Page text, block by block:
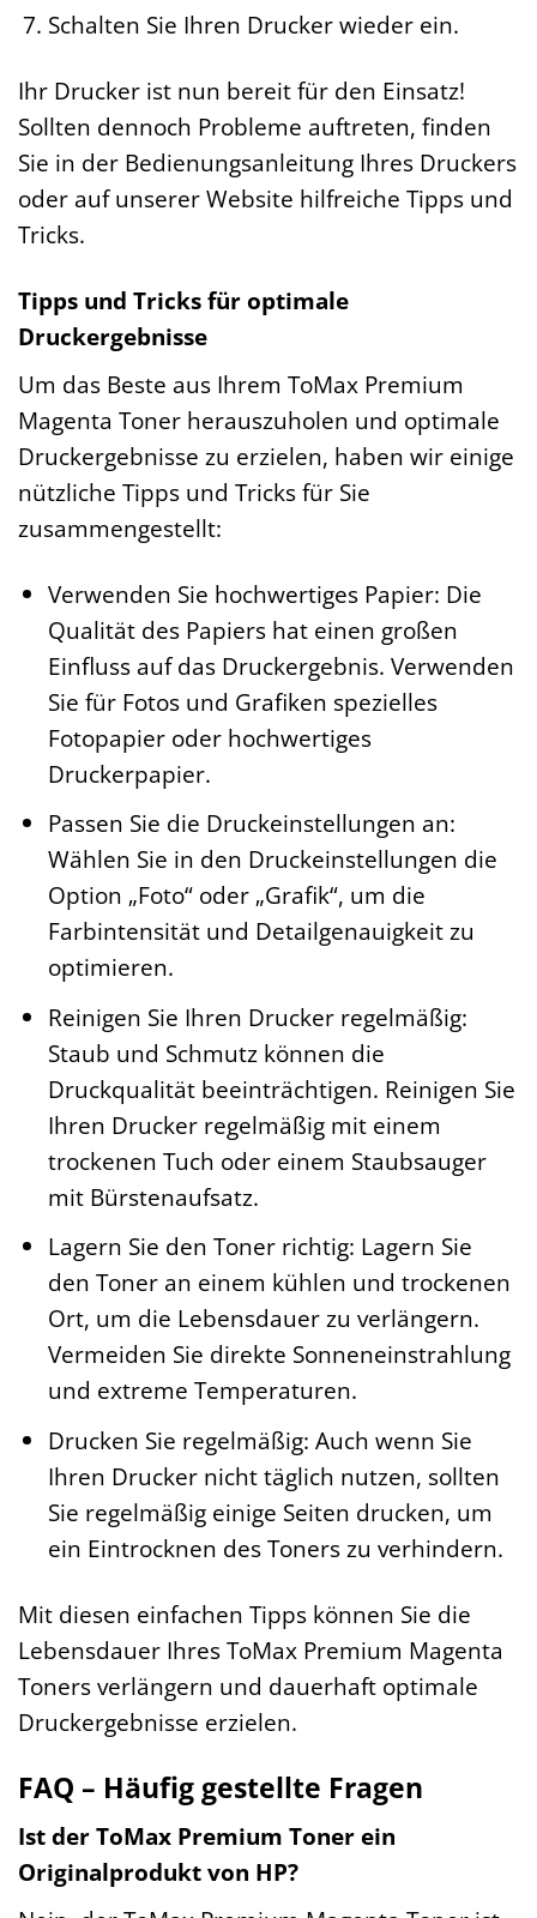
Schalten Sie Ihren Drucker wieder ein.
Ihr Drucker ist nun bereit für den Einsatz!
Sollten dennoch Probleme auftreten, finden
Sie in der Bedienungsanleitung Ihres Druckers
oder auf unserer Website hilfreiche Tipps und
Tricks.
Tipps und Tricks für optimale
Druckergebnisse
Um das Beste aus Ihrem ToMax Premium
Magenta Toner herauszuholen und optimale
Druckergebnisse zu erzielen, haben wir einige
nützliche Tipps und Tricks für Sie
zusammengestellt:
Verwenden Sie hochwertiges Papier: Die
Qualität des Papiers hat einen großen
Einfluss auf das Druckergebnis. Verwenden
Sie für Fotos und Grafiken spezielles
Fotopapier oder hochwertiges
Druckerpapier.
Passen Sie die Druckeinstellungen an:
Wählen Sie in den Druckeinstellungen die
Option „Foto“ oder „Grafik“, um die
Farbintensität und Detailgenauigkeit zu
optimieren.
Reinigen Sie Ihren Drucker regelmäßig:
Staub und Schmutz können die
Druckqualität beeinträchtigen. Reinigen Sie
Ihren Drucker regelmäßig mit einem
trockenen Tuch oder einem Staubsauger
mit Bürstenaufsatz.
Lagern Sie den Toner richtig: Lagern Sie
den Toner an einem kühlen und trockenen
Ort, um die Lebensdauer zu verlängern.
Vermeiden Sie direkte Sonneneinstrahlung
und extreme Temperaturen.
Drucken Sie regelmäßig: Auch wenn Sie
Ihren Drucker nicht täglich nutzen, sollten
Sie regelmäßig einige Seiten drucken, um
ein Eintrocknen des Toners zu verhindern.
Mit diesen einfachen Tipps können Sie die
Lebensdauer Ihres ToMax Premium Magenta
Toners verlängern und dauerhaft optimale
Druckergebnisse erzielen.
FAQ – Häufig gestellte Fragen
Ist der ToMax Premium Toner ein
Originalprodukt von HP?